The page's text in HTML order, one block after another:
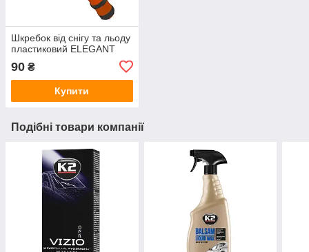
Шкребок від снігу та льоду
пластиковий ELEGANT
90 ₴
Купити
Подібні товари компанії